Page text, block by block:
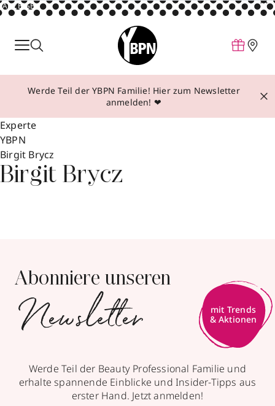
ANZEIGE
Parfum
Make-up
Behandlungen
Inspiration
Über YBPN
Werde Teil der YBPN Familie! Hier zum Newsletter
anmelden! ❤
Experte
YBPN
Birgit Brycz
Birgit Brycz
Abonniere unseren
Newsletter
mit Trends
& Aktionen
Werde Teil der Beauty Professional Familie und
erhalte spannende Einblicke und Insider-Tipps aus
erster Hand. Jetzt anmelden!